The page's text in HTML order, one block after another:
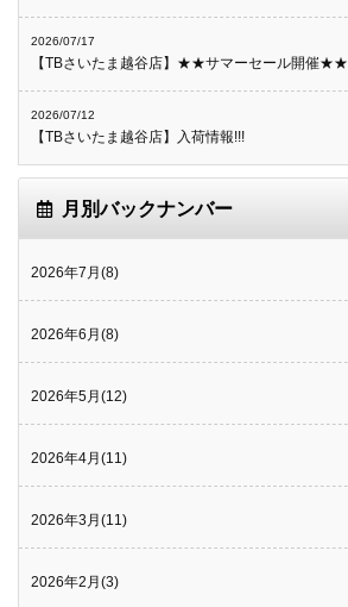
2026/07/17
【TBさいたま越谷店】★★サマーセール開催★★
2026/07/12
【TBさいたま越谷店】入荷情報!!!
月別バックナンバー
2026年7月(8)
2026年6月(8)
2026年5月(12)
2026年4月(11)
2026年3月(11)
2026年2月(3)